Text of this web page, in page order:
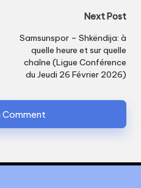
Next Post
Samsunspor – Shkëndija: à
quelle heure et sur quelle
chaîne (Ligue Conférence
du Jeudi 26 Février 2026)
Comment